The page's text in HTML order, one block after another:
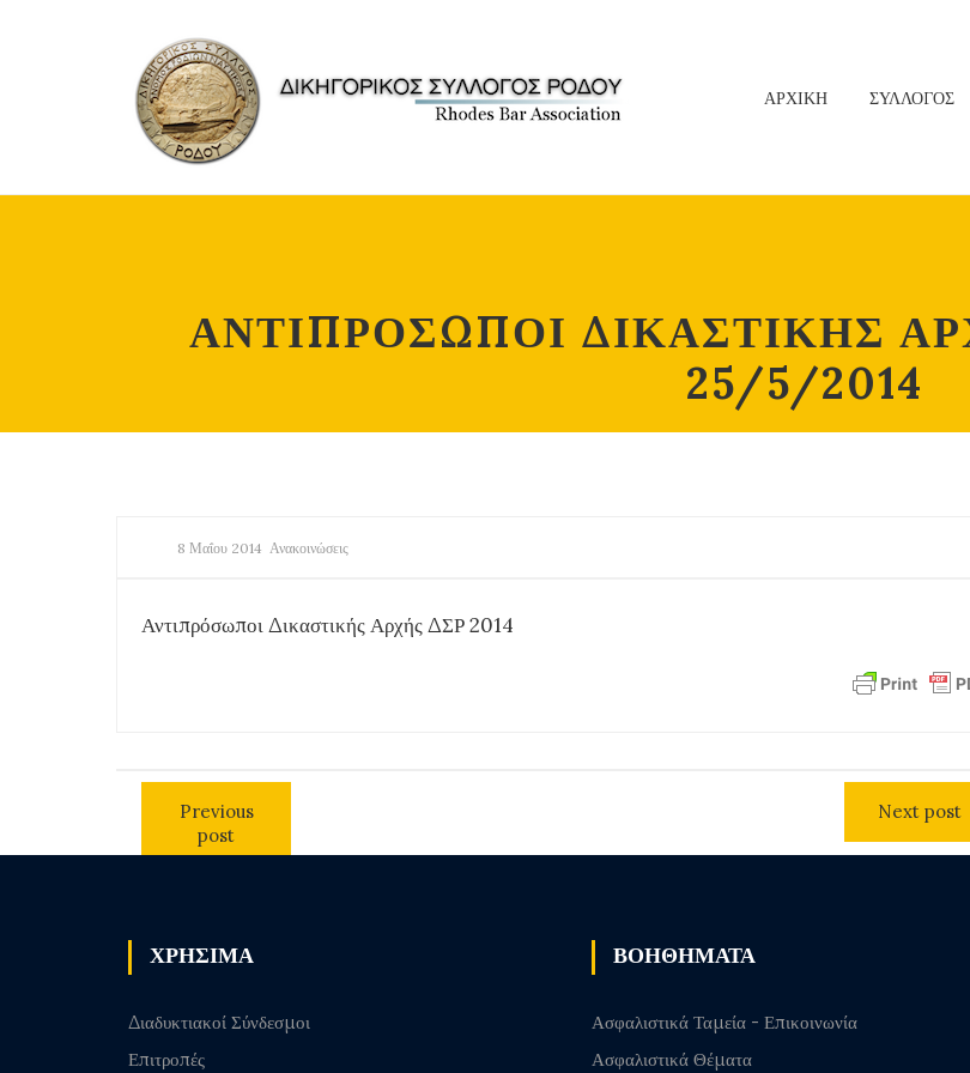
ΑΡΧΙΚΗ ΣΥΛΛΟΓΟΣ
ΑΝΤΙΠΡΟΣΩΠΟΙ ΔΙΚΑΣΤΙΚΗΣ
25/5/2014
8 Μαΐου 2014 Ανακοινώσεις
Αντιπρόσωποι Δικαστικής Αρχής ΔΣΡ 2014
Previous
post
Next post
ΧΡΗΣΙΜΑ
Διαδυκτιακοί Σύνδεσμοι
Επιτροπές
ΒΟΗΘΗΜΑΤΑ
Ασφαλιστικά Ταμεία - Επικοινωνία
Ασφαλιστικά Θέματα